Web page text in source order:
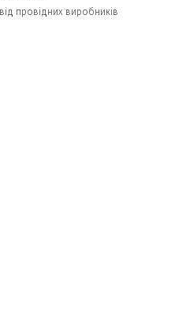
від провідних виробників